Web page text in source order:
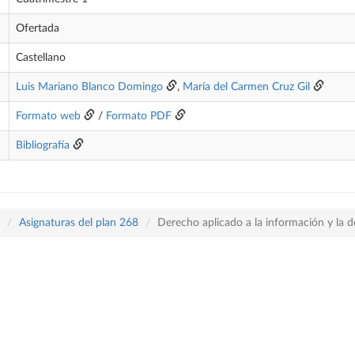
Ofertada
Castellano
Luis Mariano Blanco Domingo , María del Carmen Cruz Gil
Formato web / Formato PDF
Bibliografía
Asignaturas del plan 268 Derecho aplicado a la información y la